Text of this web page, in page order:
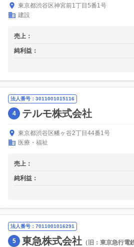
東京都渋谷区神宮前1丁目5番1号
建設
売上：
純利益：
法人番号：3011001015116
4 テルモ株式会社
東京都渋谷区幡ヶ谷2丁目44番1号
医療・福祉
売上：
純利益：
法人番号：7011001016291
5 東急株式会社 （旧：東京急行電